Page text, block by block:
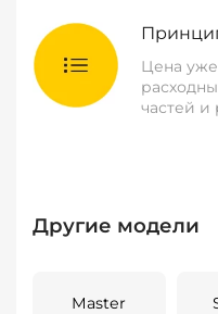
Цена уже
частей и
Другие модели
Master